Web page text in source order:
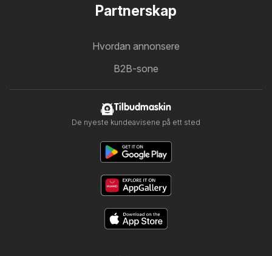
Partnerskap
Hvordan annonsere
B2B-sone
Tilbudmaskin
De nyeste kundeavisene på ett sted